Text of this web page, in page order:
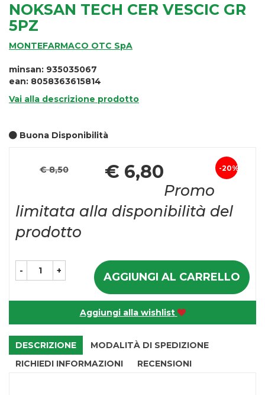
NOKSAN TECH CER VESCIC GR
5PZ
MONTEFARMACO OTC SpA
minsan: 935035067
ean: 8058363615814
Vai alla descrizione prodotto
Buona Disponibilità
Sconto
del
20%
€ 8,50 € 6,80
Promo
limitata alla disponibilità del
prodotto
- + AGGIUNGI AL CARRELLO
Aggiungi alla wishlist
DESCRIZIONE
MODALITÀ DI SPEDIZIONE
RICHIEDI INFORMAZIONI
RECENSIONI